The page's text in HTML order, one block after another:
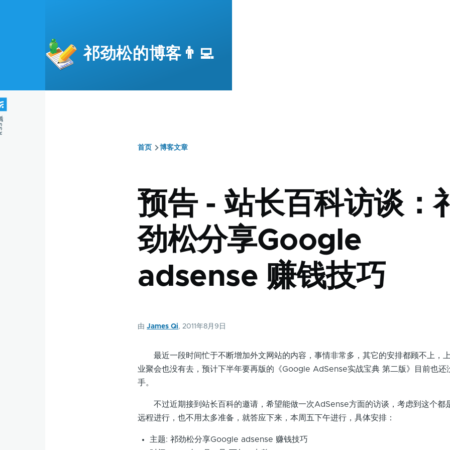
祁劲松的博客👨‍💻
包
屑
首页 博客文章
预告 - 站长百科访谈：
劲松分享Google
adsense 赚钱技巧
由James Qi, 2011年8月9日
最近一段时间忙于不断增加外文网站的内容，事情非常多，其它的安排都顾不上，
业聚会也没有去，预计下半年要再版的《Google AdSense实战宝典 第二版》目前也还
手。
不过近期接到站长百科的邀请，希望能做一次AdSense方面的访谈，考虑到这个都
远程进行，也不用太多准备，就答应下来，本周五下午进行，具体安排：
主题: 祁劲松分享Google adsense 赚钱技巧